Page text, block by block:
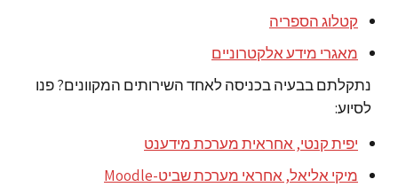
קטלוג הספריה
מאגרי מידע אלקטרוניים
נתקלתם בבעיה בכניסה לאחד השירותים המקוונים? פנו
לסיוע:
יפית קנטי, אחראית מערכת מידענט
מיקי אליאל, אחראי מערכת שביט-Moodle